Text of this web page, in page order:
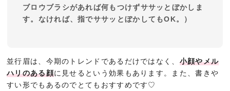
ブロウブラシがあれば何もつけずササッとぼかしま
す。なければ、指でササッとぼかしてもOK。）
並行眉は、今期のトレンドであるだけではなく、 小顔やメル
ハリのある顔に見せるという効果もあります。また、書きや
すい形でもあるのでとてもおすすめです♡